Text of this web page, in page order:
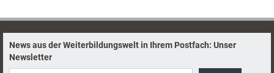
News aus der Weiterbildungswelt in Ihrem Postfach: Unser
Newsletter